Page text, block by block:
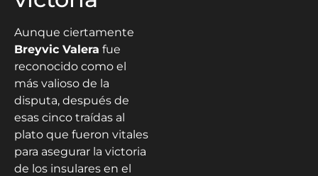
Aunque ciertamente
Breyvic Valera fue
reconocido como el
más valioso de la
disputa, después de
esas cinco traídas al
plato que fueron vitales
para asegurar la victoria
de los insulares en el